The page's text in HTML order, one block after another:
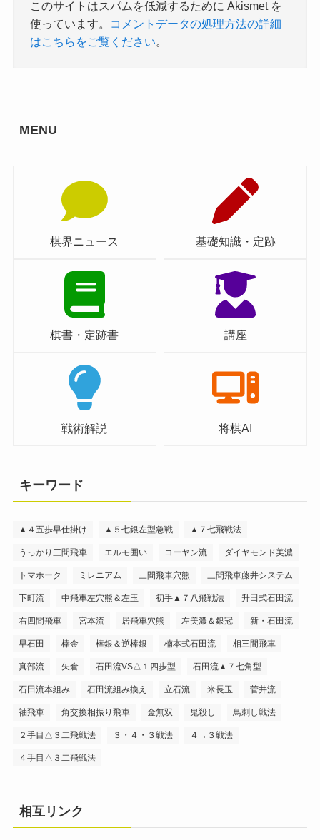
このサイトはスパムを低減するために Akismet を
使っています。
コメントデータの処理方法の詳細
はこちらをご覧ください
MENU
棋界ニュース 基礎知識・定跡
棋書・定跡書 講座
戦術解説 将棋AI
キーワード
▲４五歩早仕掛け ▲５七銀左型急戦 ▲７七飛戦法
うっかり三間飛車 エルモ囲い コーヤン流 ダイヤモンド美濃
トマホーク ミレニアム 三間飛車穴熊 三間飛車藤井システム
下町流 中飛車左穴熊＆左玉 初手▲７八飛戦法 升田式石田流
右四間飛車 宮本流 居飛車穴熊 左美濃＆銀冠 新・石田流
早石田 棒金 棒銀＆逆棒銀 楠本式石田流 相三間飛車
真部流 矢倉 石田流VS△１四歩型 石田流▲７七角型
石田流本組み 石田流組み換え 立石流 米長玉 菅井流
袖飛車 角交換相振り飛車 金無双 鬼殺し 鳥刺し戦法
２手目△３二飛戦法 ３・４・３戦法 ４→３戦法
４手目△３二飛戦法
相互リンク